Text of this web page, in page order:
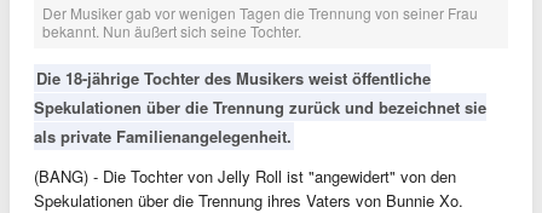
Der Musiker gab vor wenigen Tagen die Trennung von seiner Frau
bekannt. Nun äußert sich seine Tochter.
Die 18-jährige Tochter des Musikers weist öffentliche
Spekulationen über die Trennung zurück und bezeichnet sie
als private Familienangelegenheit.
(BANG) - Die Tochter von Jelly Roll ist "angewidert" von den
Spekulationen über die Trennung ihres Vaters von Bunnie Xo.